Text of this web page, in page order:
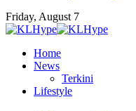
Friday, August 7
Home
News
Terkini
Lifestyle